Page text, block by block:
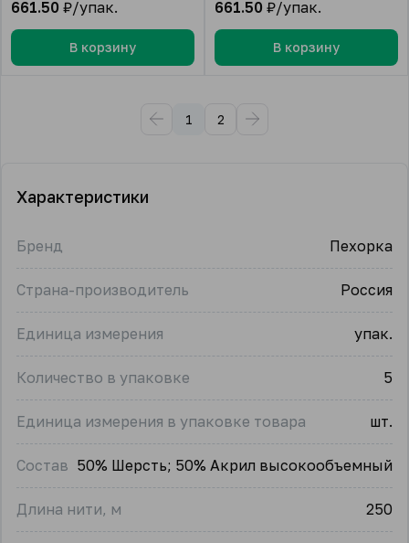
661.50 ₽/упак.
В корзину
661.50 ₽/упак.
В корзину
1 2
Характеристики
Бренд Пехорка
Страна-производитель Россия
Единица измерения упак.
Количество в упаковке 5
Единица измерения в упаковке товара шт.
Состав 50% Шерсть; 50% Акрил высокообъемный
Длина нити, м 250